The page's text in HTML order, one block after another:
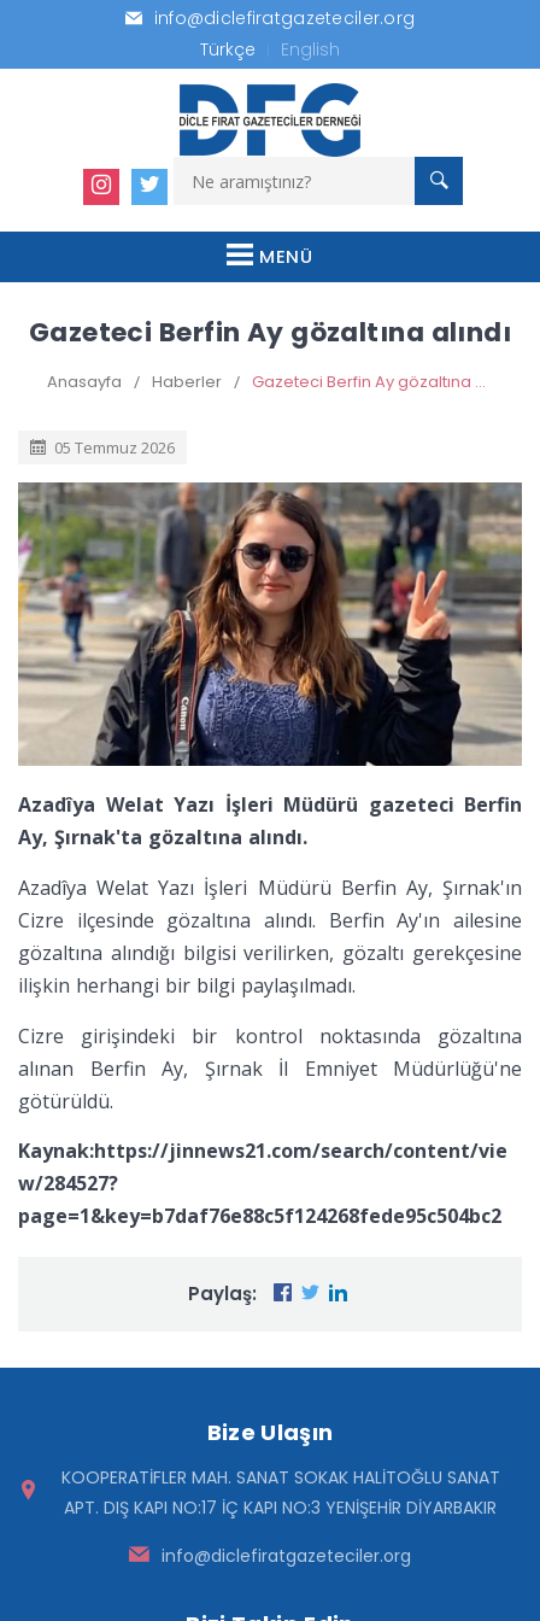
info@diclefiratgazeteciler.org
Türkçe
English
MENÜ
Gazeteci Berfin Ay gözaltına alındı
Anasayfa / Haberler / Gazeteci Berfin Ay gözaltına alındı
05 Temmuz 2026
Azadîya Welat Yazı İşleri Müdürü gazeteci Berfin
Ay, Şırnak'ta gözaltına alındı.
Azadîya Welat Yazı İşleri Müdürü Berfin Ay, Şırnak'ın
Cizre ilçesinde gözaltına alındı. Berfin Ay'ın ailesine
gözaltına alındığı bilgisi verilirken, gözaltı gerekçesine
ilişkin herhangi bir bilgi paylaşılmadı.
Cizre girişindeki bir kontrol noktasında gözaltına
alınan Berfin Ay, Şırnak İl Emniyet Müdürlüğü'ne
götürüldü.
Kaynak:https://jinnews21.com/search/content/vie
w/284527?
page=1&key=b7daf76e88c5f124268fede95c504bc2
Paylaş:
Bize Ulaşın
KOOPERATİFLER MAH. SANAT SOKAK HALİTOĞLU SANAT
APT. DIŞ KAPI NO:17 İÇ KAPI NO:3 YENİŞEHİR DİYARBAKIR
info@diclefiratgazeteciler.org